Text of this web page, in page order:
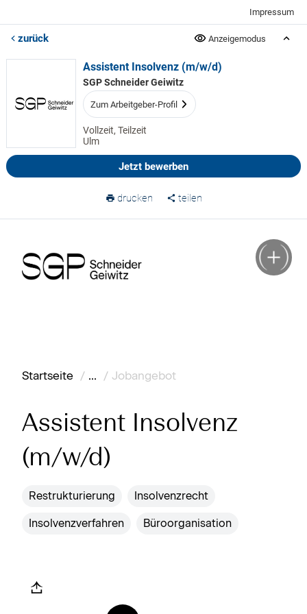
Impressum
zurück Anzeigemodus
Assistent Insolvenz (m/w/d)
SGP Schneider Geiwitz
Zum Arbeitgeber-Profil
Vollzeit, Teilzeit
Ulm
Jetzt bewerben
drucken teilen